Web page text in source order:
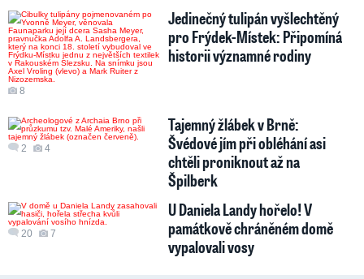
8
Jedinečný tulipán vyšlechtěný
pro Frýdek-Místek: Připomíná
historii významné rodiny
2 4
Tajemný žlábek v Brně:
Švédové jím při obléhání asi
chtěli proniknout až na
Špilberk
20 7
U Daniela Landy hořelo! V
památkově chráněném domě
vypalovali vosy